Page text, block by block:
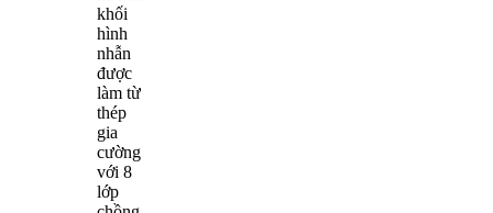
khối
hình
nhẫn
được
làm từ
thép
gia
cường
với 8
lớp